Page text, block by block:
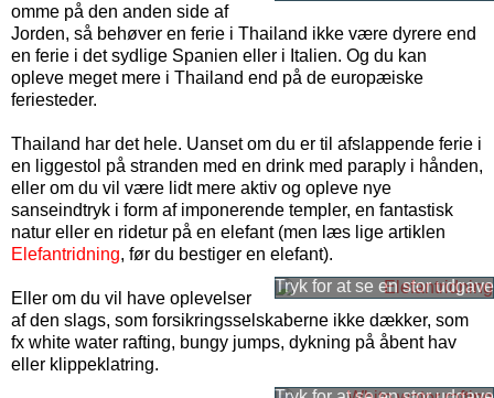
omme på den anden side af
Jorden, så behøver en ferie i Thailand ikke være dyrere end
en ferie i det sydlige Spanien eller i Italien. Og du kan
opleve meget mere i Thailand end på de europæiske
feriesteder.
Thailand har det hele. Uanset om du er til afslappende ferie i
en liggestol på stranden med en drink med paraply i hånden,
eller om du vil være lidt mere aktiv og opleve nye
sanseindtryk i form af imponerende templer, en fantastisk
natur eller en ridetur på en elefant (men læs lige artiklen
Elefantridning, før du bestiger en elefant).
Eller om du vil have oplevelser
af den slags, som forsikringsselskaberne ikke dækker, som
fx white water rafting, bungy jumps, dykning på åbent hav
eller klippeklatring.